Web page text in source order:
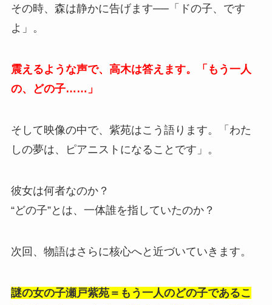
その時、森は静かに告げます──「ドの子、です
よ」。
震えるような声で、高木は答えます。「もう一人
の、どの子……」
そして映像の中で、紫苑はこう語ります。「わた
しの夢は、ピアニストになることです」。
彼女は何者なのか？
“どの子”とは、一体誰を指していたのか？
次回、物語はさらに核心へと近づいていきます。
謎の女の子瀬戸紫苑＝もう一人のどの子であるこ